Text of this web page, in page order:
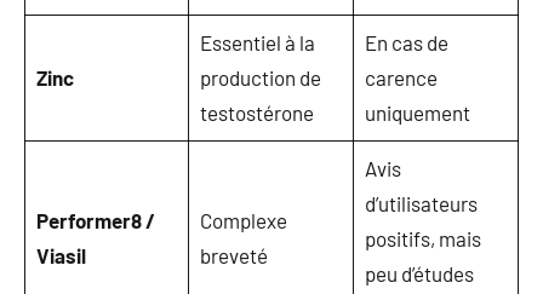
Zinc
Essentiel à la
production de
testostérone
En cas de
carence
uniquement
Performer8 /
Viasil
Complexe
breveté
Avis
d’utilisateurs
positifs, mais
peu d’études